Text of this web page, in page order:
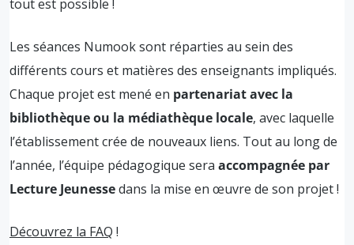
tout est possible !
Les séances Numook sont réparties au sein des
différents cours et matières des enseignants impliqués.
Chaque projet est mené en partenariat avec la
bibliothèque ou la médiathèque locale, avec laquelle
l’établissement crée de nouveaux liens. Tout au long de
l’année, l’équipe pédagogique sera accompagnée par
Lecture Jeunessedans la mise en œuvre de son projet !
Découvrez la FAQ !